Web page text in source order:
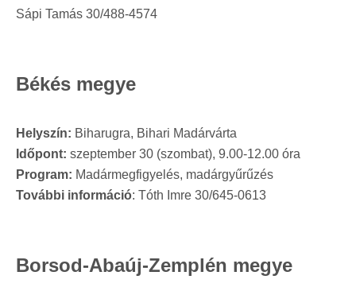
Sápi Tamás 30/488-4574
Békés megye
Helyszín: Biharugra, Bihari Madárvárta
Időpont: szeptember 30 (szombat), 9.00-12.00 óra
Program: Madármegfigyelés, madárgyűrűzés
További információ: Tóth Imre 30/645-0613
Borsod-Abaúj-Zemplén megye